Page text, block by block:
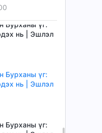
Бурханы үг:
нь | Эшлэл
Бурханы үг:
нь | Эшлэл
Бурханы үг: